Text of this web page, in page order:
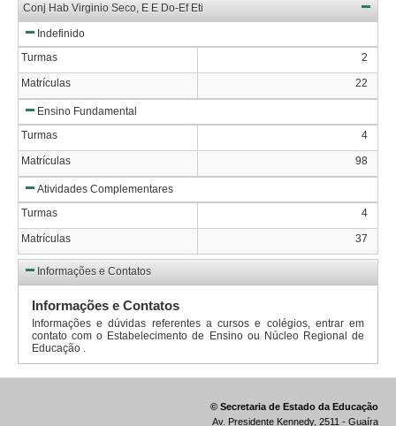
Conj Hab Virginio Seco, E E Do-Ef Eti
Indefinido
Turmas
2
Matrículas 22
Ensino Fundamental
Turmas
4
Matrículas 98
Atividades Complementares
Turmas
4
Matrículas 37
Informações e Contatos
Informações e Contatos
Informações e dúvidas referentes a cursos e colégios, entrar em
contato com o Estabelecimento de Ensino ou Núcleo Regional de
Educação .
© Secretaria de Estado da Educação
Av. Presidente Kennedy, 2511 - Guaíra